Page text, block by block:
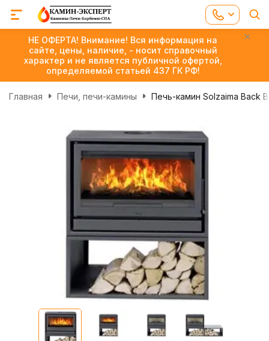
НЕ ОФЕРТА! Внимание! Вся информация на
сайте, цены, наличие, - носит справочный
характер и не является публичной офертой,
определяемой статьей 437 ГК РФ!
Главная Печи, печи-камины Печь-камин Solzaima Back